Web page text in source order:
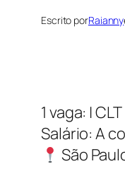
Escrito porRaianny
1 vaga: |
Salário: A
São